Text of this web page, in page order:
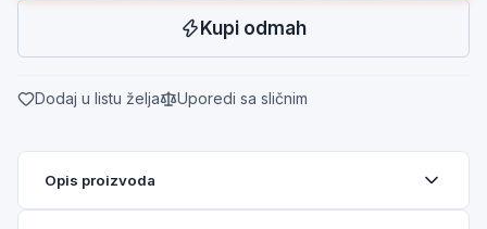
Kupi odmah
Dodaj u listu želja Uporedi sa sličnim
Opis proizvoda